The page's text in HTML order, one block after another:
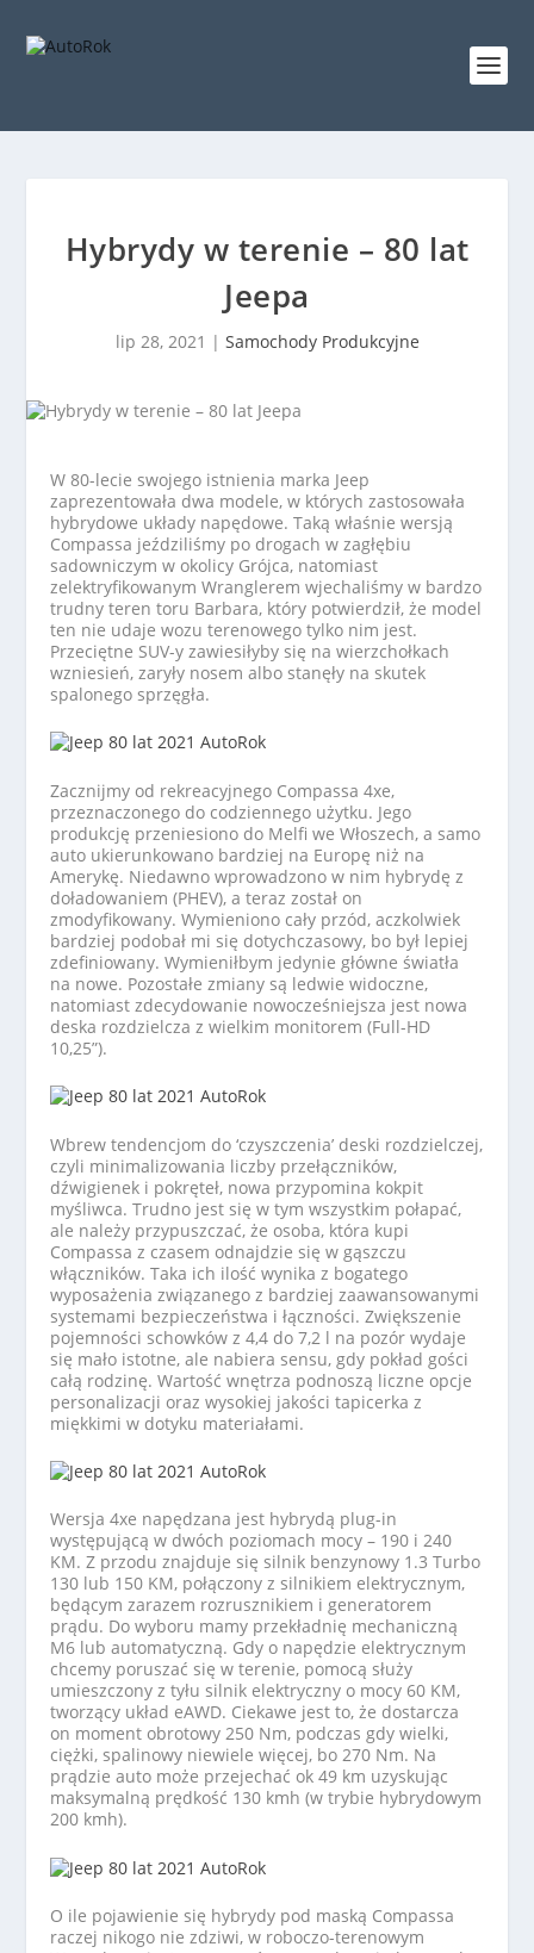
Hybrydy w terenie – 80 lat
Jeepa
lip 28, 2021 | Samochody Produkcyjne
W 80-lecie swojego istnienia marka Jeep
zaprezentowała dwa modele, w których zastosowała
hybrydowe układy napędowe. Taką właśnie wersją
Compassa jeździliśmy po drogach w zagłębiu
sadowniczym w okolicy Grójca, natomiast
zelektryfikowanym Wranglerem wjechaliśmy w bardzo
trudny teren toru Barbara, który potwierdził, że model
ten nie udaje wozu terenowego tylko nim jest.
Przeciętne SUV-y zawiesiłyby się na wierzchołkach
wzniesień, zaryły nosem albo stanęły na skutek
spalonego sprzęgła.
Zacznijmy od rekreacyjnego Compassa 4xe,
przeznaczonego do codziennego użytku. Jego
produkcję przeniesiono do Melfi we Włoszech, a samo
auto ukierunkowano bardziej na Europę niż na
Amerykę. Niedawno wprowadzono w nim hybrydę z
doładowaniem (PHEV), a teraz został on
zmodyfikowany. Wymieniono cały przód, aczkolwiek
bardziej podobał mi się dotychczasowy, bo był lepiej
zdefiniowany. Wymieniłbym jedynie główne światła
na nowe. Pozostałe zmiany są ledwie widoczne,
natomiast zdecydowanie nowocześniejsza jest nowa
deska rozdzielcza z wielkim monitorem (Full-HD
10,25”).
Wbrew tendencjom do ‘czyszczenia’ deski rozdzielczej,
czyli minimalizowania liczby przełączników,
dźwigienek i pokręteł, nowa przypomina kokpit
myśliwca. Trudno jest się w tym wszystkim połapać,
ale należy przypuszczać, że osoba, która kupi
Compassa z czasem odnajdzie się w gąszczu
włączników. Taka ich ilość wynika z bogatego
wyposażenia związanego z bardziej zaawansowanymi
systemami bezpieczeństwa i łączności. Zwiększenie
pojemności schowków z 4,4 do 7,2 l na pozór wydaje
się mało istotne, ale nabiera sensu, gdy pokład gości
całą rodzinę. Wartość wnętrza podnoszą liczne opcje
personalizacji oraz wysokiej jakości tapicerka z
miękkimi w dotyku materiałami.
Wersja 4xe napędzana jest hybrydą plug-in
występującą w dwóch poziomach mocy – 190 i 240
KM. Z przodu znajduje się silnik benzynowy 1.3 Turbo
130 lub 150 KM, połączony z silnikiem elektrycznym,
będącym zarazem rozrusznikiem i generatorem
prądu. Do wyboru mamy przekładnię mechaniczną
M6 lub automatyczną. Gdy o napędzie elektrycznym
chcemy poruszać się w terenie, pomocą służy
umieszczony z tyłu silnik elektryczny o mocy 60 KM,
tworzący układ eAWD. Ciekawe jest to, że dostarcza
on moment obrotowy 250 Nm, podczas gdy wielki,
ciężki, spalinowy niewiele więcej, bo 270 Nm. Na
prądzie auto może przejechać ok 49 km uzyskując
maksymalną prędkość 130 kmh (w trybie hybrydowym
200 kmh).
O ile pojawienie się hybrydy pod maską Compassa
raczej nikogo nie zdziwi, w roboczo-terenowym